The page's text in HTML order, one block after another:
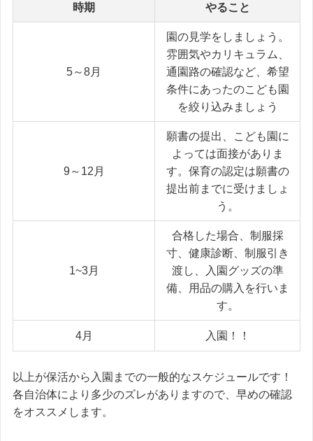
時期 やること
5～8月
園の見学をしましょう。
雰囲気やカリキュラム、
通園路の確認など、希望
条件にあったのこども園
を絞り込みましょう
9～12月
願書の提出、こども園に
よっては面接がありま
す。保育の認定は願書の
提出前までに受けましょ
う。
1~3月
合格した場合、制服採
寸、健康診断、制服引き
渡し、入園グッズの準
備、用品の購入を行いま
す。
4月 入園！！
以上が保活から入園までの一般的なスケジュールです！
各自治体により多少のズレがありますので、早めの確認
をオススメします。